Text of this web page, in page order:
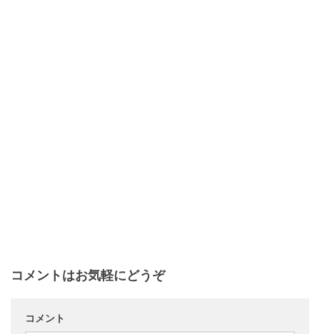
コメントはお気軽にどうぞ
コメント